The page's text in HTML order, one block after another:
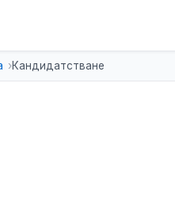
Кандидатстване